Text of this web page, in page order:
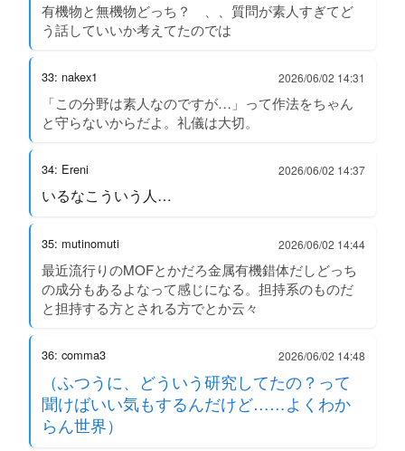
有機物と無機物どっち？ 、、質問が素人すぎてど
う話していいか考えてたのでは
33: nakex1 2026/06/02 14:31
「この分野は素人なのですが…」って作法をちゃん
と守らないからだよ。礼儀は大切。
34: Ereni 2026/06/02 14:37
いるなこういう人…
35: mutinomuti 2026/06/02 14:44
最近流行りのMOFとかだろ金属有機錯体だしどっち
の成分もあるよなって感じになる。担持系のものだ
と担持する方とされる方でとか云々
36: comma3 2026/06/02 14:48
（ふつうに、どういう研究してたの？って
聞けばいい気もするんだけど……よくわか
らん世界）